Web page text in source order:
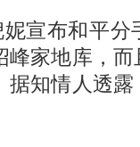
布和平分
家地库，
知情人透